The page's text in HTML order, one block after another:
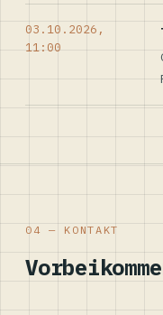
03.10.2026,
11:00
04 — KONTAKT